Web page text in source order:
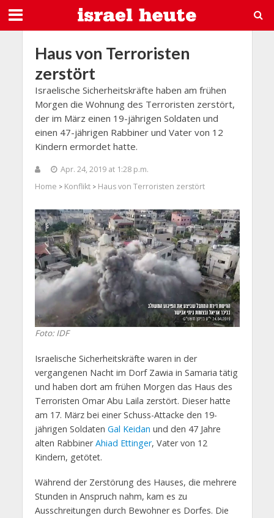
Haus von Terroristen
zerstört
Israelische Sicherheitskräfte haben am frühen
Morgen die Wohnung des Terroristen zerstört,
der im März einen 19-jährigen Soldaten und
einen 47-jährigen Rabbiner und Vater von 12
Kindern ermordet hatte.
Apr. 24, 2019 at 1:28 p.m.
Home > Konflikt> Haus von Terroristen zerstört
Foto: IDF
Israelische Sicherheitskräfte waren in der
vergangenen Nacht im Dorf Zawia in Samaria tätig
und haben dort am frühen Morgen das Haus des
Terroristen Omar Abu Laila zerstört. Dieser hatte
am 17. März bei einer Schuss-Attacke den 19-
jährigen Soldaten Gal Keidan und den 47 Jahre
alten RabbinerAhiad Ettinger, Vater von 12
Kindern, getötet.
Während der Zerstörung des Hauses, die mehrere
Stunden in Anspruch nahm, kam es zu
Ausschreitungen durch Bewohner es Dorfes. Die